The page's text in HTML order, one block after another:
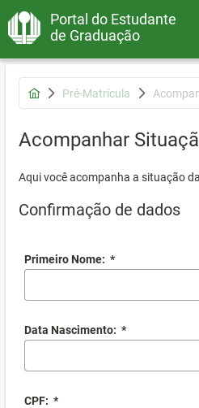
Portal do Estudante
de Graduação
Pré-Matrícula
Acompanhar
Aqui você acompanha a situação
Confirmação de dados
Primeiro Nome: *
Data Nascimento: *
CPF: *